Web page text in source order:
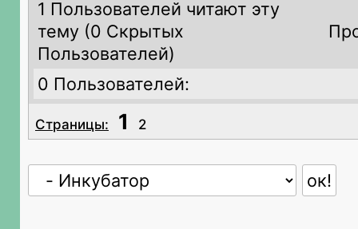
1 Пользователей читают эту
тему (0 Скрытых
Пользователей)
0 Пользователей:
Страницы: 1 2